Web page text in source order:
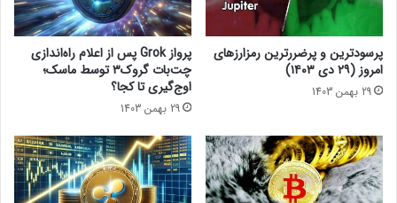
V
2
م
ن
ت
ر
ش
د
ا
م
ز
ا
ز
ه
ا
!
پرسودترین و پرضررترین رمزارزهای
امروز (۲۹ دی ۱۴۰۳)
29 بهمن 1403
پرواز Grok پس از اعلام راه‌اندازی
چت‌بات گروک۳ توسط ماسک؛
اوج‌گیری تا کجا؟
29 بهمن 1403